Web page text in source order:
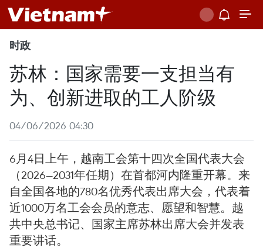
时政
苏林：国家需要一支担当有
为、创新进取的工人阶级
04/06/2026 04:30
6月4日上午，越南工会第十四次全国代表大会
（2026—2031年任期）在首都河内隆重开幕。来
自全国各地的780名优秀代表出席大会，代表着
近1000万名工会会员的意志、愿望和智慧。越
共中央总书记、国家主席苏林出席大会并发表
重要讲话。